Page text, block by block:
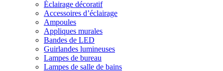
Éclairage décoratif
Accessoires d’éclairage
Ampoules
Appliques murales
Bandes de LED
Guirlandes lumineuses
Lampes de bureau
Lampes de salle de bains